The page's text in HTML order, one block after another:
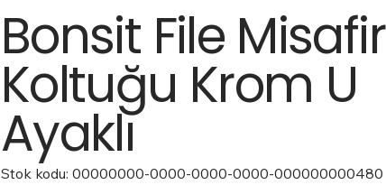
Bonsit File Misafir
Koltuğu Krom U
Ayaklı
Stok kodu: Stok
kodu:
00000000-0000-0000-0000-000000000480